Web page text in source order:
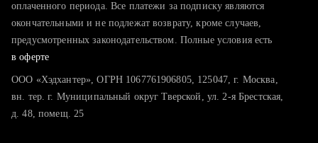
оплаченного периода. Все платежи за подписку являются
окончательными и не подлежат возврату, кроме случаев,
предусмотренных законодательством. Полные условия есть
в оферте
ООО «Хэдхантер», ОГРН 1067761906805, 125047, г. Москва,
вн. тер. г. Муниципальный округ Тверской, ул. 2-я Брестская,
д. 48, помещ. 25